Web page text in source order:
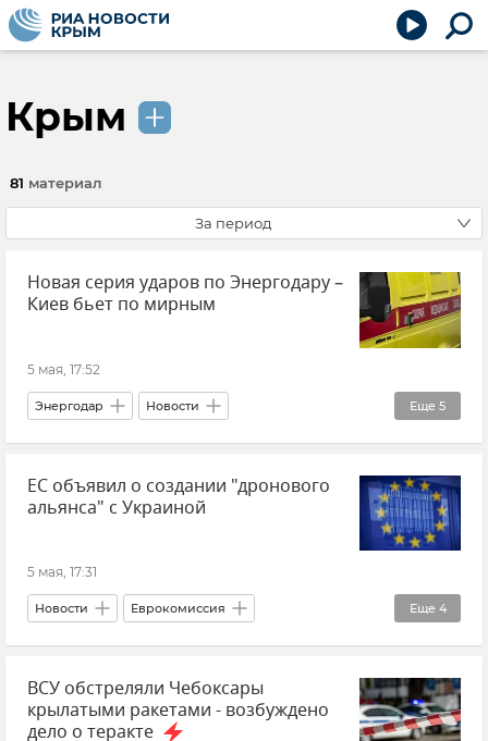
Крым
81 материал
За период
Новая серия ударов по Энергодару –
Киев бьет по мирным
5 мая, 17:52
Еще 5
Энергодар Новости
Евгений Балицкий Запорожская область
ВСУ (Вооруженные силы Украины)
Беспилотник (БПЛА, дрон)
ЕС объявил о создании "дронового
альянса" с Украиной
5 мая, 17:31
Еще 4
Новости Еврокомиссия
Беспилотник (БПЛА, дрон) Украина
Политика Новости СВО
ВСУ обстреляли Чебоксары
крылатыми ракетами - возбуждено
дело о теракте